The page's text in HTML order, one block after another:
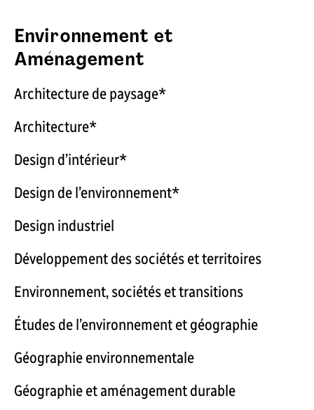
Environnement et
Aménagement
Architecture de paysage*
Architecture*
Design d’intérieur*
Design de l’environnement*
Design industriel
Développement des sociétés et territoires
Environnement, sociétés et transitions
Études de l’environnement et géographie
Géographie environnementale
Géographie et aménagement durable